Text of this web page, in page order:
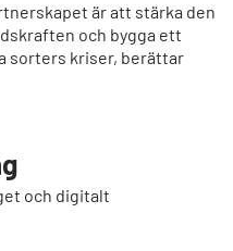
är att stärka den
och bygga ett
sorters kriser, berättar
och digitalt